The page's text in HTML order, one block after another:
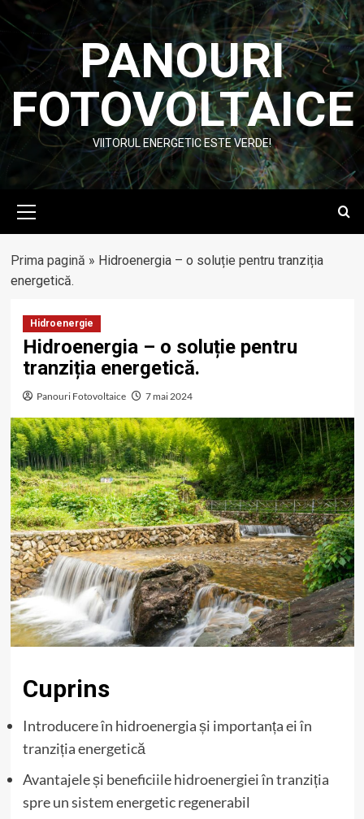
Skip
to
content
PANOURI
FOTOVOLTAICE
VIITORUL ENERGETIC ESTE VERDE!
Menu
Prima pagină » Hidroenergia – o soluție pentru tranziția
energetică.
Hidroenergie
Hidroenergia – o soluție pentru
tranziția energetică.
Panouri Fotovoltaice 7 mai 2024
Cuprins
Introducere în hidroenergia și importanța ei în
tranziția energetică
Avantajele și beneficiile hidroenergiei în tranziția
spre un sistem energetic regenerabil